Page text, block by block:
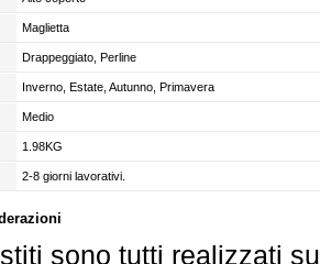
Maglietta
Drappeggiato, Perline
Inverno, Estate, Autunno, Primavera
Medio
1.98KG
2-8 giorni lavorativi.
sono tutti realizzati